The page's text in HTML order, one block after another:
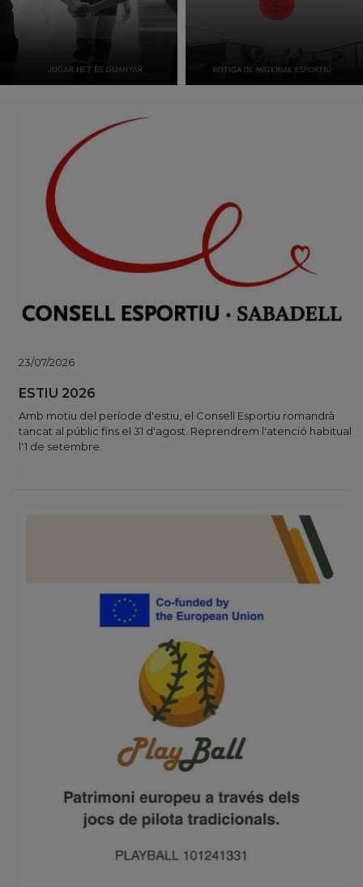
ESTIU 2026
Amb motiu del període d'estiu, el Consell Esportiu romandrà
tancat al públic fins el 31 d'agost. Reprendrem l'atenció habitual
l'1 de setembre.
23/07/2026